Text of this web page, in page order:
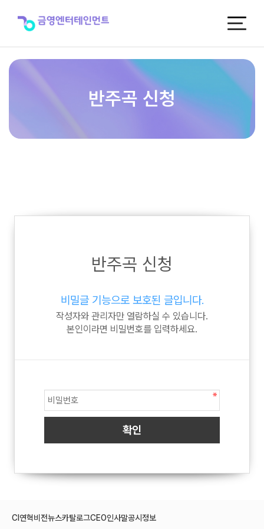
반주곡 신청
반주곡 신청
비밀글 기능으로 보호된 글입니다.
작성자와 관리자만 열람하실 수 있습니다.
본인이라면 비밀번호를 입력하세요.
CI 연혁비전뉴스카탈로그CEO인사말공시정보